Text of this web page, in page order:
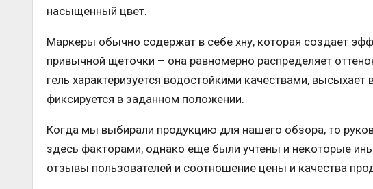
насыщенный цвет.
Маркеры обычно содержат в себе хну, которая создает
привычной щеточки – она равномерно распределяет
гель характеризуется водостойкими качествами,
фиксируется в заданном положении.
Когда мы выбирали продукцию для нашего обзора, то
здесь факторами, однако еще были учтены и некоторые
отзывы пользователей и соотношение цены и качества